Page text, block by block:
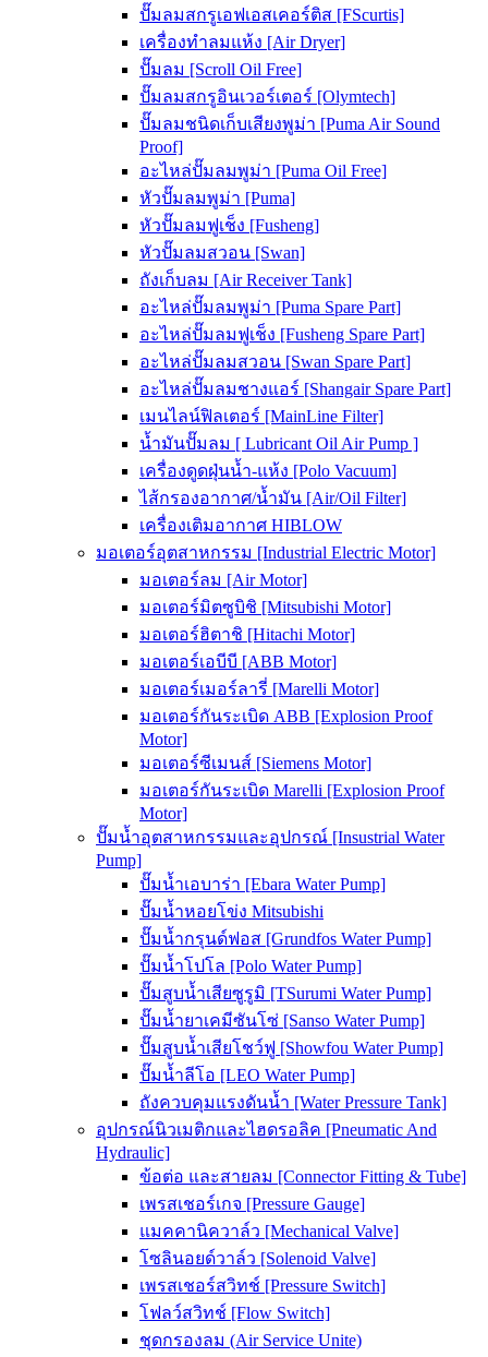
ปั๊มลมสกรูเอฟเอสเคอร์ติส [FScurtis]
เครื่องทำลมแห้ง [Air Dryer]
ปั๊มลม [Scroll Oil Free]
ปั๊มลมสกรูอินเวอร์เตอร์ [Olymtech]
ปั๊มลมชนิดเก็บเสียงพูม่า [Puma Air Sound
Proof]
อะไหล่ปั๊มลมพูม่า [Puma Oil Free]
หัวปั๊มลมพูม่า [Puma]
หัวปั๊มลมฟูเช็ง [Fusheng]
หัวปั๊มลมสวอน [Swan]
ถังเก็บลม [Air Receiver Tank]
อะไหล่ปั๊มลมพูม่า [Puma Spare Part]
อะไหล่ปั๊มลมฟูเช็ง [Fusheng Spare Part]
อะไหล่ปั๊มลมสวอน [Swan Spare Part]
อะไหล่ปั๊มลมชางแอร์ [Shangair Spare Part]
เมนไลน์ฟิลเตอร์ [MainLine Filter]
น้ำมันปั๊มลม [ Lubricant Oil Air Pump ]
เครื่องดูดฝุ่นน้ำ-แห้ง [Polo Vacuum]
ไส้กรองอากาศ/น้ำมัน [Air/Oil Filter]
เครื่องเติมอากาศ HIBLOW
มอเตอร์อุตสาหกรรม [Industrial Electric Motor]
มอเตอร์ลม [Air Motor]
มอเตอร์มิตซูบิชิ [Mitsubishi Motor]
มอเตอร์ฮิตาชิ [Hitachi Motor]
มอเตอร์เอบีบี [ABB Motor]
มอเตอร์เมอร์ลารี่ [Marelli Motor]
มอเตอร์กันระเบิด ABB [Explosion Proof
Motor]
มอเตอร์ซีเมนส์ [Siemens Motor]
มอเตอร์กันระเบิด Marelli [Explosion Proof
Motor]
ปั๊มน้ำอุตสาหกรรมและอุปกรณ์ [Insustrial Water
Pump]
ปั๊มน้ำเอบาร่า [Ebara Water Pump]
ปั๊มน้ำหอยโข่ง Mitsubishi
ปั๊มน้ำกรุนด์ฟอส [Grundfos Water Pump]
ปั๊มน้ำโปโล [Polo Water Pump]
ปั๊มสูบน้ำเสียซูรูมิ [TSurumi Water Pump]
ปั๊มน้ำยาเคมีซันโซ่ [Sanso Water Pump]
ปั๊มสูบน้ำเสียโชว์ฟู [Showfou Water Pump]
ปั๊มน้ำลีโอ [LEO Water Pump]
ถังควบคุมแรงดันน้ำ [Water Pressure Tank]
อุปกรณ์นิวเมติกและไฮดรอลิค [Pneumatic And
Hydraulic]
ข้อต่อ และสายลม [Connector Fitting & Tube]
เพรสเชอร์เกจ [Pressure Gauge]
แมคคานิควาล์ว [Mechanical Valve]
โซลินอยด์วาล์ว [Solenoid Valve]
เพรสเชอร์สวิทช์ [Pressure Switch]
โฟลว์สวิทช์ [Flow Switch]
ชุดกรองลม (Air Service Unite)